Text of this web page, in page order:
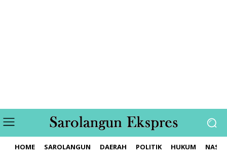
HOME SAROLANGUN DAERAH POLITIK HUKUM